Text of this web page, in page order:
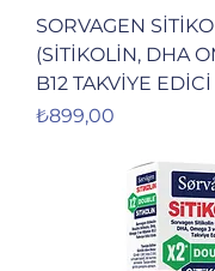
SORVAGEN
(SİTİKOLİN, DHA
B12 TAKVİYE
Fiyat
₺899,00